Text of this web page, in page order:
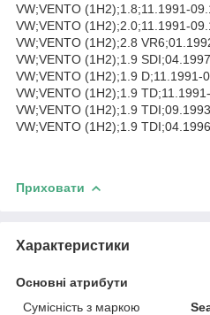
VW;VENTO (1H2);1.8;11.1991-
VW;VENTO (1H2);2.0;11.1991-
VW;VENTO (1H2);2.8
VW;VENTO (1H2);1.9
VW;VENTO (1H2);1.9 D;11.1991-
VW;VENTO (1H2);1.9
VW;VENTO (1H2);1.9
VW;VENTO (1H2);1.9
Приховати
Характеристики
Основні атрибути
Сумісність з маркою